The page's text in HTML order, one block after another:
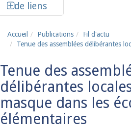
de liens
Accueil Publications
Fil d'actu
Tenue des assemblées délibérantes
Tenue des
délibérantes
masque dans les
élémentaires